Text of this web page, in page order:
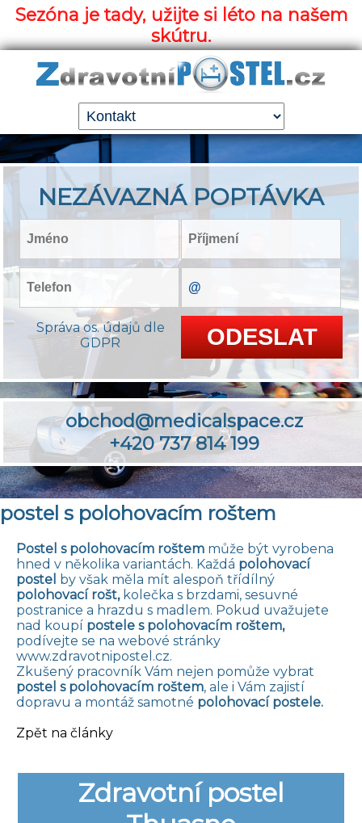
Sezóna je tady, užijte si léto na našem
skútru.
NEZÁVAZNÁ POPTÁVKA
Správa os. údajů dle
GDPR
obchod@medicalspace.cz
+420 737 814 199
postel s polohovacím roštem
Postel s polohovacím roštem může být vyrobena
hned v několika variantách. Každá polohovací
postel by však měla mít alespoň třídílný
polohovací rošt,kolečka s brzdami, sesuvné
postranice a hrazdu s madlem. Pokud uvažujete
nad koupí postele s polohovacím roštem,
podívejte se na webové stránky
www.zdravotnipostel.cz.
Zkušený pracovník Vám nejen pomůže vybrat
postel s polohovacím roštem, ale i Vám zajistí
dopravu a montáž samotné polohovací postele.
Zpět na články
Zdravotní postel